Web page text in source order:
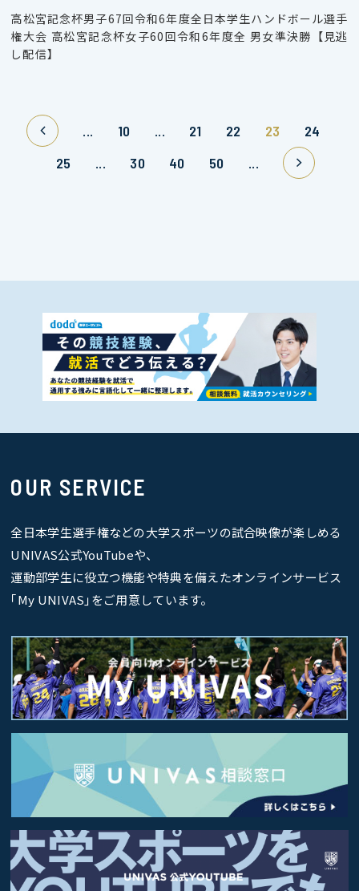
高松宮記念杯男子67回令和6年度全日本学生ハンドボール選手
権大会 高松宮記念杯女子60回令和6年度全 男女準決勝【見逃
し配信】
... 10 ... 21 22 23
24
25
... 30 40 50 ...
OUR SERVICE
全日本学生選手権などの大学スポーツの試合映像が楽しめる
UNIVAS公式YouTubeや、
運動部学生に役立つ機能や特典を備えたオンラインサービス
｢My UNIVAS｣をご用意しています。